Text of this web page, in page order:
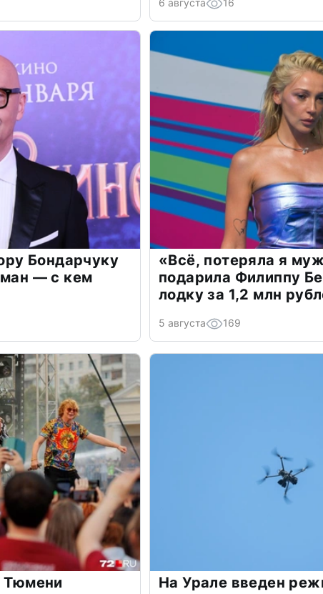
6 августа 16
Бондарчуку
— с кем
«Всё, потеряла я
подарила Филиппу
лодку за 1,2 млн
5 августа 169
Тюмени
На Урале введен